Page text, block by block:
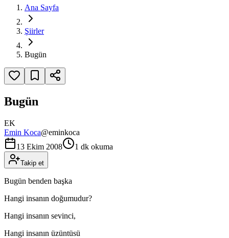
Ana Sayfa
Şiirler
Bugün
Bugün
EK
Emin Koca@eminkoca
13 Ekim 2008
1 dk okuma
Takip et
Bugün benden başka
Hangi insanın doğumudur?
Hangi insanın sevinci,
Hangi insanın üzüntüsü